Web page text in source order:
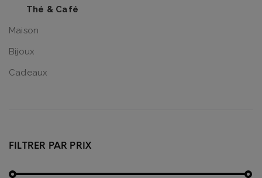
Thé & Café
Maison
Bijoux
Cadeaux
FILTRER PAR PRIX